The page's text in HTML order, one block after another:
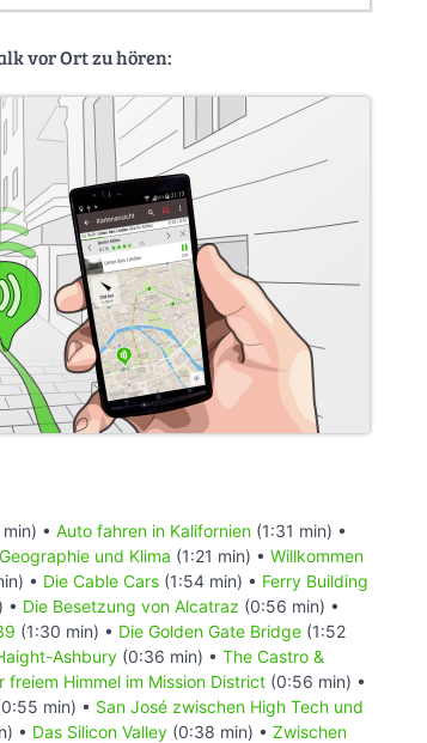
vor Ort zu hören:
• Auto fahren in Kalifornien (1:31 min) •
Geographie und Klima (1:21 min) • Willkommen
• Die Cable Cars (1:54 min) • Ferry Building
• Die Besetzung von Alcatraz (0:56 min) •
(1:30 min) • Die Golden Gate Bridge (1:52
Ashbury (0:36 min) • The Castro &
freiem Himmel im Mission District (0:56 min) •
min) • San José zwischen High Tech und
• Das Silicon Valley (0:38 min) • Zwischen